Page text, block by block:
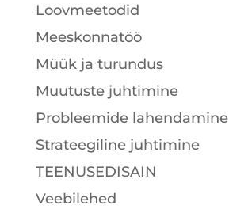
Loovmeetodid
Meeskonnatöö
Müük ja turundus
Muutuste juhtimine
Probleemide lahendamine
Strateegiline juhtimine
TEENUSEDISAIN
Veebilehed